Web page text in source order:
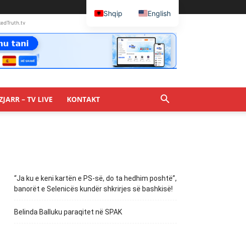
– TV LIVE KONTAKT
“Ja ku e keni kartën e PS-së, do ta hedhim poshtë”,
banorët e Selenicës kundër shkrirjes së bashkisë!
Belinda Balluku paraqitet në SPAK
Shqip English